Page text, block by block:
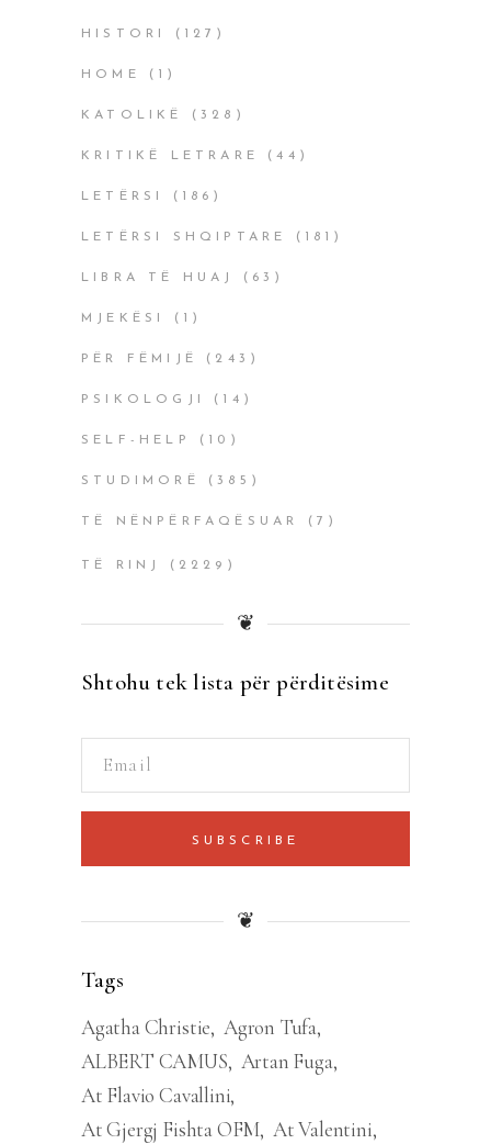
HISTORI (127)
HOME (1)
KATOLIKË (328)
KRITIKË LETRARE (44)
LETËRSI (186)
LETËRSI SHQIPTARE (181)
LIBRA TË HUAJ (63)
MJEKËSI (1)
PËR FËMIJË (243)
PSIKOLOGJI (14)
SELF-HELP (10)
STUDIMORË (385)
TË NËNPËRFAQËSUAR (7)
TË RINJ (2229)
❦
Shtohu tek lista për përditësime
SUBSCRIBE
❦
Tags
Agatha Christie Agron Tufa
ALBERT CAMUS Artan Fuga
At Flavio Cavallini
At Gjergj Fishta OFM At Valentini